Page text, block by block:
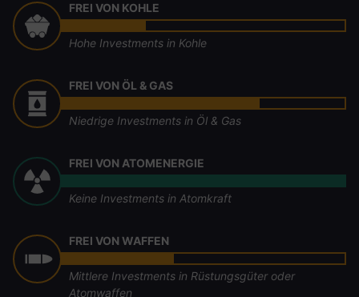
FREI VON KOHLE
Hohe Investments in Kohle
FREI VON ÖL & GAS
Niedrige Investments in Öl & Gas
FREI VON ATOMENERGIE
Keine Investments in Atomkraft
FREI VON WAFFEN
Mittlere Investments in Rüstungsgüter oder
Atomwaffen